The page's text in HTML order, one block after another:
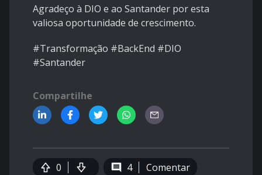
Agradeço à DIO e ao Santander por esta
valiosa oportunidade de crescimento.
#Transformação #BackEnd #DIO
#Santander
Compartilhe
0 4 Comentar